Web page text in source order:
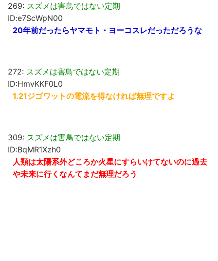
269: スズメは害鳥ではない定期
ID:e7ScWpN00
20年前だったらヤマモト・ヨーコスレだっただろうな
272: スズメは害鳥ではない定期
ID:HmvKKF0L0
1.21ジゴワットの電流を得なければ無理ですよ
309: スズメは害鳥ではない定期
ID:BqMR1Xzh0
人類は太陽系外どころか火星にすらいけてないのに過去
や未来に行くなんてまだ無理だろう